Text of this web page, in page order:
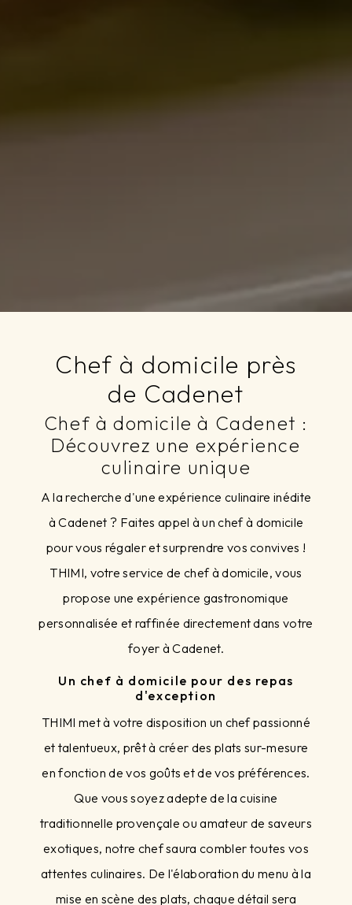
Chef à domicile près
de Cadenet
Chef à domicile à Cadenet :
Découvrez une expérience
culinaire unique
A la recherche d'une expérience culinaire inédite
à Cadenet ? Faites appel à un chef à domicile
pour vous régaler et surprendre vos convives !
THIMI, votre service de chef à domicile, vous
propose une expérience gastronomique
personnalisée et raffinée directement dans votre
foyer à Cadenet.
Un chef à domicile pour des repas
d'exception
THIMI met à votre disposition un chef passionné
et talentueux, prêt à créer des plats sur-mesure
en fonction de vos goûts et de vos préférences.
Que vous soyez adepte de la cuisine
traditionnelle provençale ou amateur de saveurs
exotiques, notre chef saura combler toutes vos
attentes culinaires. De l'élaboration du menu à la
mise en scène des plats, chaque détail sera